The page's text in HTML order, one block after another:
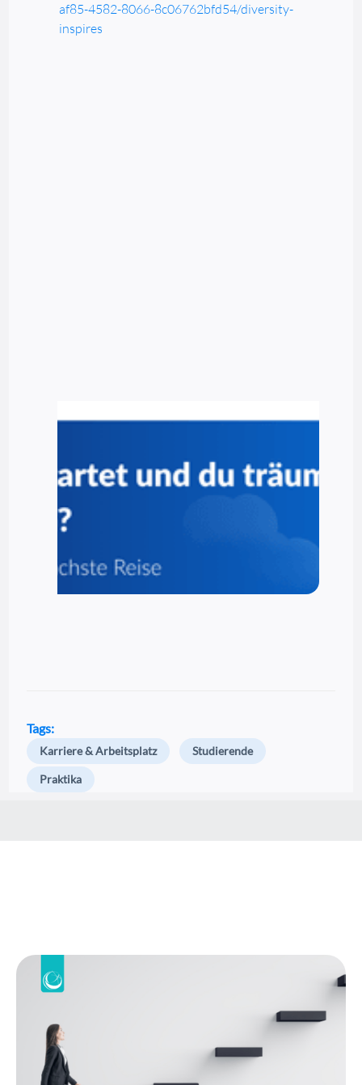
af85-4582-8066-8c06762bfd54/diversity-
inspires
Tags:
Karriere & Arbeitsplatz Studierende
Praktika